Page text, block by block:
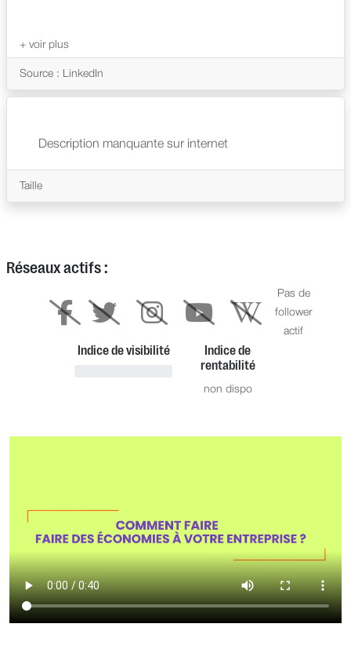
Source : LinkedIn
Description manquante sur internet
Taille
Réseaux actifs :
Pas de
follower
actif
Indice de visibilité
Indice de
rentabilité
non dispo